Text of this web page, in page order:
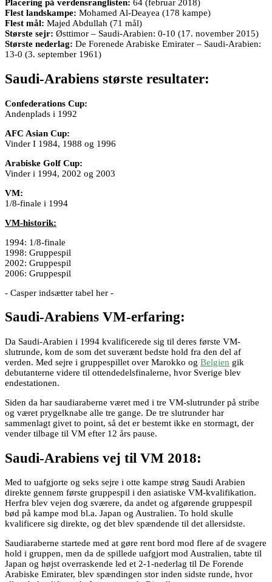
Placering på verdensranglisten: 64 (februar 2018)
Flest landskampe: Mohamed Al-Deayea (178 kampe)
Flest mål: Majed Abdullah (71 mål)
Største sejr: Østtimor – Saudi-Arabien: 0-10 (17. november 2015)
Største nederlag: De Forenede Arabiske Emirater – Saudi-Arabien:
13-0 (3. september 1961)
Saudi-Arabiens største resultater:
Confederations Cup:
Andenplads i 1992
AFC Asian Cup:
Vinder I 1984, 1988 og 1996
Arabiske Golf Cup:
Vinder i 1994, 2002 og 2003
VM:
1/8-finale i 1994
VM-historik:
1994: 1/8-finale
1998: Gruppespil
2002: Gruppespil
2006: Gruppespil
- Casper indsætter tabel her -
Saudi-Arabiens VM-erfaring:
Da Saudi-Arabien i 1994 kvalificerede sig til deres første VM-
slutrunde, kom de som det suverænt bedste hold fra den del af
verden. Med sejre i gruppespillet over Marokko og Belgien gik
debutanterne videre til ottendedelsfinalerne, hvor Sverige blev
endestationen.
Siden da har saudiaraberne været med i tre VM-slutrunder på stribe
og været prygelknabe alle tre gange. De tre slutrunder har
sammenlagt givet to point, så det er bestemt ikke en stormagt, der
vender tilbage til VM efter 12 års pause.
Saudi-Arabiens vej til VM 2018:
Med to uafgjorte og seks sejre i otte kampe strøg Saudi Arabien
direkte gennem første gruppespil i den asiatiske VM-kvalifikation.
Herfra blev vejen dog sværere, da andet og afgørende gruppespil
bød på kampe mod bl.a. Japan og Australien. To hold skulle
kvalificere sig direkte, og det blev spændende til det allersidste.
Saudiaraberne startede med at gøre rent bord mod flere af de svagere
hold i gruppen, men da de spillede uafgjort mod Australien, tabte til
Japan og højst overraskende led et 2-1-nederlag til De Forende
Arabiske Emirater, blev spændingen stor inden sidste runde, hvor